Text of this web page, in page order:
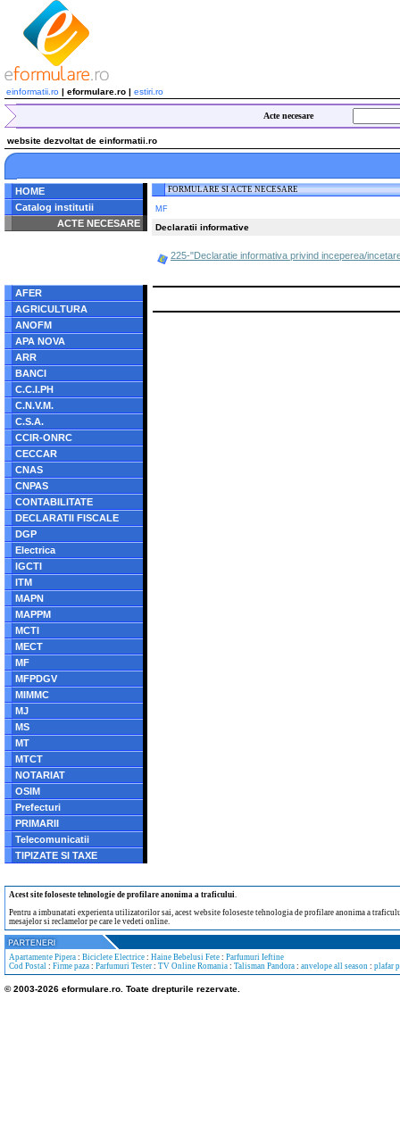
einformatii.ro | eformulare.ro | estiri.ro
Acte necesare
website dezvoltat de einformatii.ro
HOME
Catalog institutii
ACTE NECESARE
AFER
AGRICULTURA
ANOFM
APA NOVA
ARR
BANCI
C.C.I.PH
C.N.V.M.
C.S.A.
CCIR-ONRC
CECCAR
CNAS
CNPAS
CONTABILITATE
DECLARATII FISCALE
DGP
Electrica
IGCTI
ITM
MAPN
MAPPM
MCTI
MECT
MF
MFPDGV
MIMMC
MJ
MS
MT
MTCT
NOTARIAT
OSIM
Prefecturi
PRIMARII
Telecomunicatii
TIPIZATE SI TAXE
FORMULARE SI ACTE NECESARE
MF
Declaratii informative
225-"Declaratie informativa privind inceperea/
Acest site foloseste tehnologie de profilare anonima a traficului.
Pentru a imbunatati experienta utilizatorilor sai, acest website foloseste tehnologia de profilare anonima a
mesajelor si reclamelor pe care le vedeti online.
Apartamente Pipera : Biciclete Electrice : Haine Bebelusi Fete : Parfumuri Ieftine
Cod Postal : Firme paza : Parfumuri Tester : TV Online Romania : Talisman Pandora : anvelope all season : plafar
© 2003-2026 eformulare.ro. Toate drepturile rezervate.